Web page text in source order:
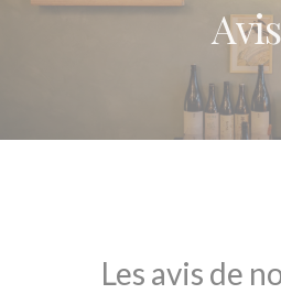
Avis
Les avis de